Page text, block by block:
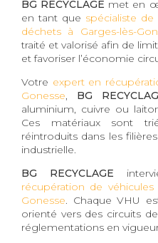
BG RECYCLAGE met en
en tant que spécialiste
déchets à Garges-lès-
traité et valorisé afin de
et favoriser l’économie
Votre expert en
Gonesse, BG
aluminium, cuivre ou
Ces matériaux sont
réintroduits dans les
industrielle.
BG RECYCLAGE
récupération de véhicules
Gonesse. Chaque VHU
orienté vers des circuits
réglementations en